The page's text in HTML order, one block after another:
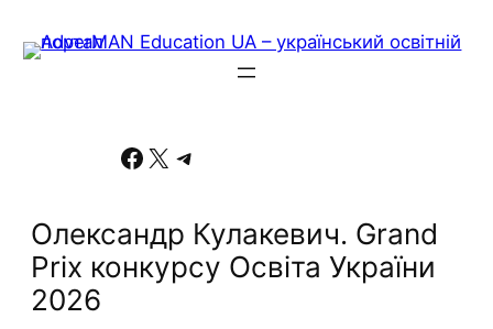
Facebook X Telegram
Олександр Кулакевич. Grand
Prix конкурсу Освіта України
2026